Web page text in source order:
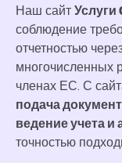
Наш сайтУслуги
соблюдение
отчетностью
многочисленных
членах ЕС. С
подача
ведение учета и
точностью